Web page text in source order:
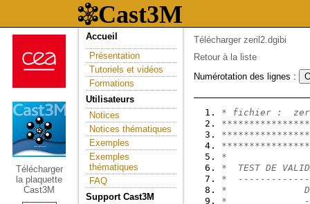
Télécharger
la plaquette
Cast3M
Accueil
Présentation
Tutoriels et vidéos
Formations
Utilisateurs
Notices
Notices thématiques
Exemples
Exemples
thématiques
FAQ
Support Cast3M
Télécharger zeril2.dgibi
Retour à la liste
Numérotation des lignes :
* fichier :
*
*  TEST DE
*
*
*